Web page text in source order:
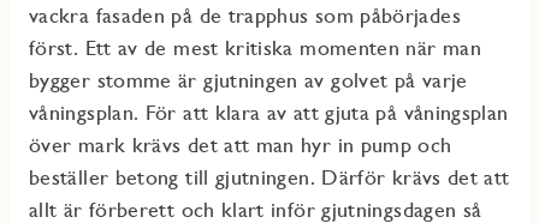
vackra fasaden på de trapphus som påbörjades
först. Ett av de mest kritiska momenten när man
bygger stomme är gjutningen av golvet på varje
våningsplan. För att klara av att gjuta på våningsplan
över mark krävs det att man hyr in pump och
beställer betong till gjutningen. Därför krävs det att
allt är förberett och klart inför gjutningsdagen så